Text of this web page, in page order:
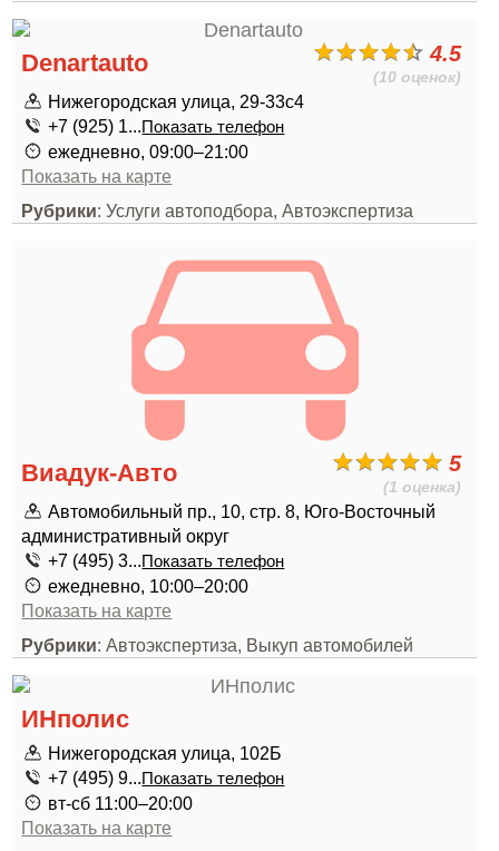
4.5
(10 оценок)
Denartauto
Нижегородская улица, 29-33с4
+7 (925) 1...Показать телефон
ежедневно, 09:00–21:00
Показать на карте
Рубрики: Услуги автоподбора, Автоэкспертиза
5
(1 оценка)
Виадук-Авто
Автомобильный пр., 10, стр. 8, Юго-Восточный
административный округ
+7 (495) 3...Показать телефон
ежедневно, 10:00–20:00
Показать на карте
Рубрики: Автоэкспертиза, Выкуп автомобилей
ИНполис
Нижегородская улица, 102Б
+7 (495) 9...Показать телефон
вт-сб 11:00–20:00
Показать на карте